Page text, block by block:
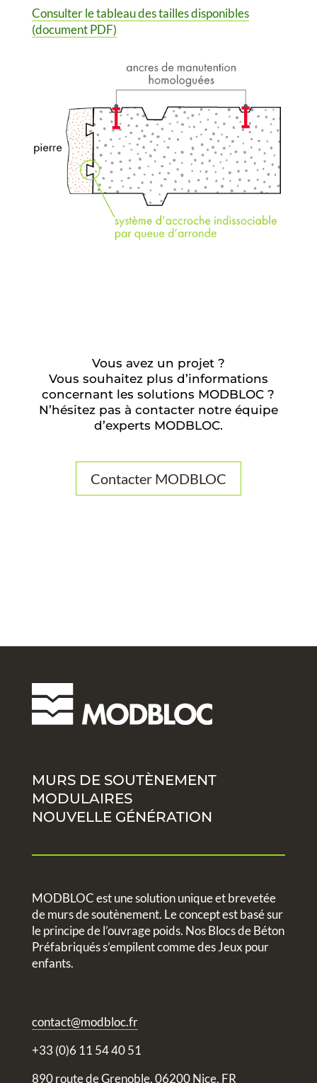
Consulter le tableau des tailles disponibles
(document PDF)
Vous avez un projet ?
Vous souhaitez plus d’informations
concernant les solutions MODBLOC ?
N’hésitez pas à contacter notre équipe
d’experts MODBLOC.
Contacter MODBLOC
MURS DE SOUTÈNEMENT
MODULAIRES
NOUVELLE GÉNÉRATION
MODBLOC est une solution unique et brevetée
de murs de soutènement. Le concept est basé sur
le principe de l’ouvrage poids. Nos Blocs de Béton
Préfabriqués s’empilent comme des Jeux pour
enfants.
contact@modbloc.fr
+33 (0)6 11 54 40 51
890 route de Grenoble, 06200 Nice, FR